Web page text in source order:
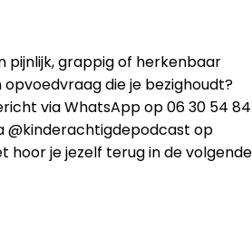
pijnlijk, grappig of herkenbaar
die je bezighoudt?
via WhatsApp op 06 30 54 84
@kinderachtigdepodcast op
hoor je jezelf terug in de volgende